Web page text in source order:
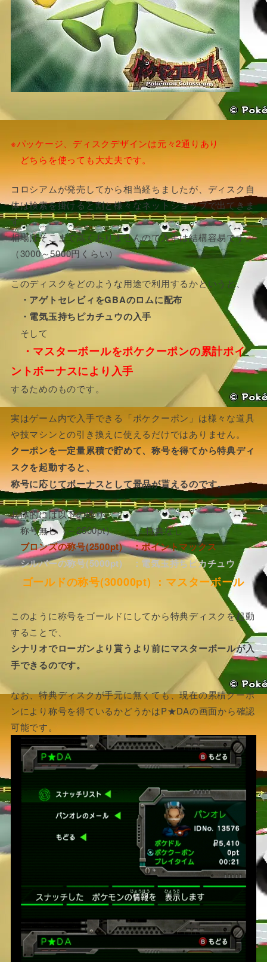
※パッケージ、ディスクデザインは元々2通りあり
どちらを使っても大丈夫です。
コロシアムが発売してから相当経ちましたが、ディスク自
体は検索を掛けると割と様々なネットショップで出てきま
す。
相場はそこまで高くありませんので入手は結構容易です。
（3000～5000円くらい）
このディスクをどのような用途で利用するかというと、
・アゲトセレビィをGBAのロムに配布
・電気玉持ちピカチュウの入手
そして
・マスターボールをポケクーポンの累計ポイ
ントボーナスにより入手
するためのものです。
実はゲーム内で入手できる「ポケクーポン」は様々な道具
や技マシンとの引き換えに使えるだけではありません。
クーポンを一定量累積で貯めて、称号を得てから特典ディ
スクを起動すると、
称号に応じてボーナスとして景品が貰えるのです。
具体的には以下の通り。
称号無し（～2500pt） ：特典なし
ブロンズの称号(2500pt) ：ポイントマックス
シルバーの称号(5000pt) ：電気玉持ちピカチュウ
ゴールドの称号(30000pt) ：マスターボール
このように称号をゴールドにしてから特典ディスクを起動
することで、
シナリオでローガンより貰うより前にマスターボールが入
手できるのです。
なお、特典ディスクが手元に無くても、現在の累積クーポ
ンにより称号を得ているかどうかはP★DAの画面から確認
可能です。